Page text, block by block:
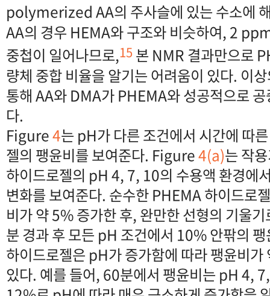
polymerized AA의 주사슬에 있는 수소에
AA의 경우 HEMA와 구조와 비슷하여, 2
중첩이 일어나므로,15 본 NMR 결과만으로
량체 중합 비율을 알기는 어려움이 있다. 이
통해 AA와 DMA가 PHEMA와 성공적으로
다.
Figure4는 pH가 다른 조건에서 시간에 따
젤의 팽윤비를 보여준다. Figure4(a)는 작
하이드로젤의 pH 4, 7, 10의 수용액 환경에
변화를 보여준다. 순수한 PHEMA 하이드로
비가 약 5% 증가한 후, 완만한 선형의 기울
분 경과 후 모든 pH 조건에서 10% 안팎의
하이드로젤은 pH가 증가함에 따라 팽윤비가
있다. 예를 들어, 60분에서 팽윤비는 pH 4,